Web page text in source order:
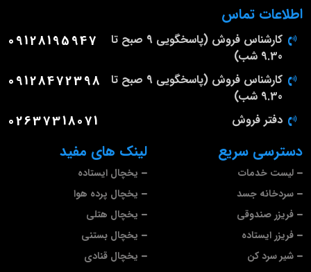
لینک های مفید
یخچال ایستاده
یخچال پرده هوا
یخچال هتلی
یخچال بستنی
یخچال قنادی
دسترسی سریع
لیست خدمات
سردخانه جسد
فریزر صندوقی
فریزر ایستاده
شیر سرد کن
اطلاعات تماس
کارشناس فروش (پاسخگویی 9 صبح تا
9.30 شب)
09128195947
کارشناس فروش (پاسخگویی 9 صبح تا
9.30 شب)
09128472398
دفتر فروش 02637318071